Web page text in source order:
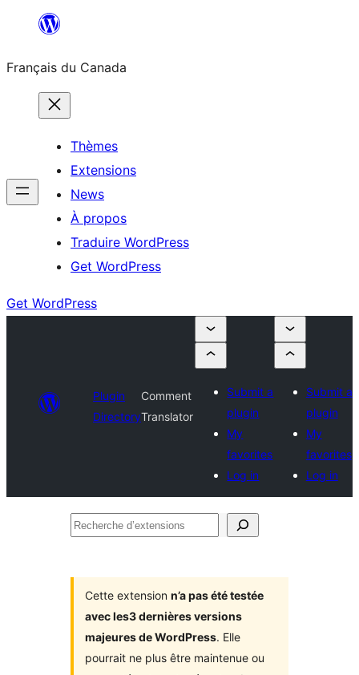
contenu
Français du Canada
Thèmes
Extensions
News
À propos
Traduire WordPress
Get WordPress
Get WordPress
Plugin
Directory
Comment
Translator
Submit a
plugin
My
favorites
Log in
Submit a
plugin
My
favorites
Log in
Recherche
Cette extension n’a pas été testée
avec les3 dernières versions
majeures de WordPress. Elle
pourrait ne plus être maintenue ou